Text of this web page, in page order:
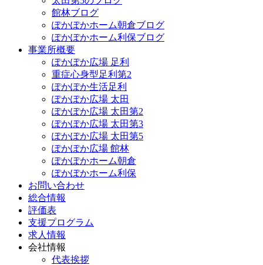
館林ブログ
ぽかぽかホーム朝倉ブログ
ぽかぽかホーム利保ブログ
事業所概要
ぽかぽか広場 足利
重症心身型足利第2
ぽかぽか生活足利
ぽかぽか広場 太田
ぽかぽか広場 太田第2
ぽかぽか広場 太田第3
ぽかぽか広場 太田第5
ぽかぽか広場 館林
ぽかぽかホーム朝倉
ぽかぽかホーム利保
お問い合わせ
総合情報
評価表
支援プログラム
求人情報
会社情報
代表挨拶